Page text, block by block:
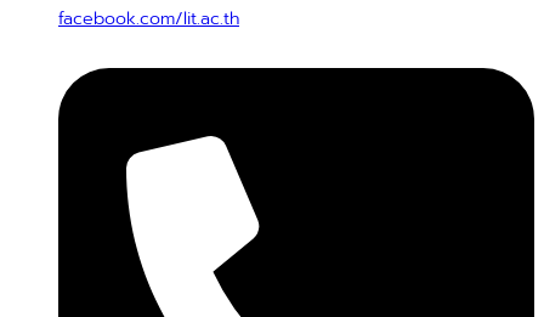
facebook.com/lit.ac.th